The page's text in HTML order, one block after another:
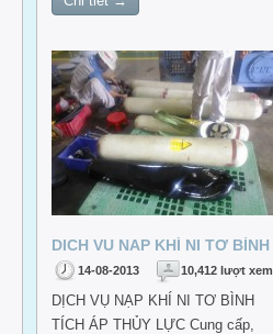
DỊCH VỤ NẠP KHÍ NI TƠ BÌNH
TÍCH ÁP THỦY LỰC
14-08-2013 10,412 lượt xem
DỊCH VỤ NẠP KHÍ NI TƠ BÌNH
TÍCH ÁP THỦY LỰC Cung cấp,